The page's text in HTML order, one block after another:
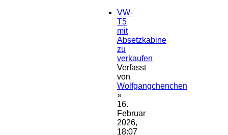
VW-
T5
mit
Absetzkabine
zu
verkaufen
Verfasst
von
Wolfgangchenchen
»
16.
Februar
2026,
18:07